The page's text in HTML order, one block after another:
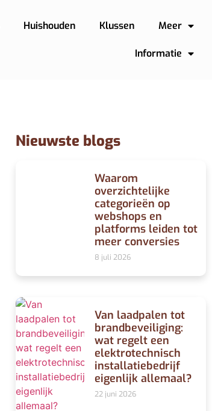
Huishouden Klussen Meer
Informatie
Nieuwste blogs
Waarom
overzichtelijke
categorieën op
webshops en
platforms leiden tot
meer conversies
8 juli 2026
Van laadpalen tot
brandbeveiliging:
wat regelt een
elektrotechnisch
installatiebedrijf
eigenlijk allemaal?
22 juni 2026